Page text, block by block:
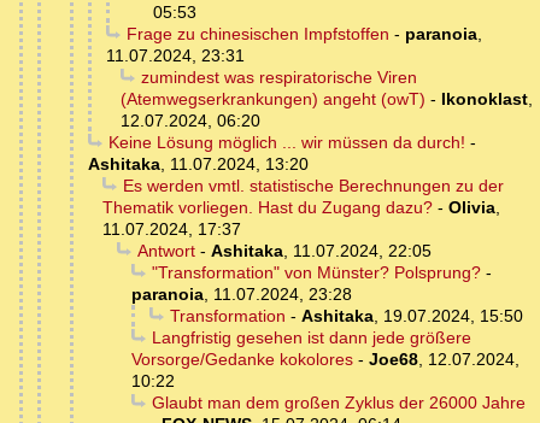
05:53
Frage zu chinesischen Impfstoffen - paranoia,
11.07.2024, 23:31
zumindest was respiratorische Viren
(Atemwegserkrankungen) angeht (owT) - Ikonoklast,
12.07.2024, 06:20
Keine Lösung möglich ... wir müssen da durch! -
Ashitaka, 11.07.2024, 13:20
Es werden vmtl. statistische Berechnungen zu der
Thematik vorliegen. Hast du Zugang dazu? - Olivia,
11.07.2024, 17:37
Antwort- Ashitaka, 11.07.2024, 22:05
"Transformation" von Münster? Polsprung?-
paranoia, 11.07.2024, 23:28
Transformation - Ashitaka, 19.07.2024, 15:50
Langfristig gesehen ist dann jede größere
Vorsorge/Gedanke kokolores - Joe68, 12.07.2024,
10:22
Glaubt man dem großen Zyklus der 26000 Jahre